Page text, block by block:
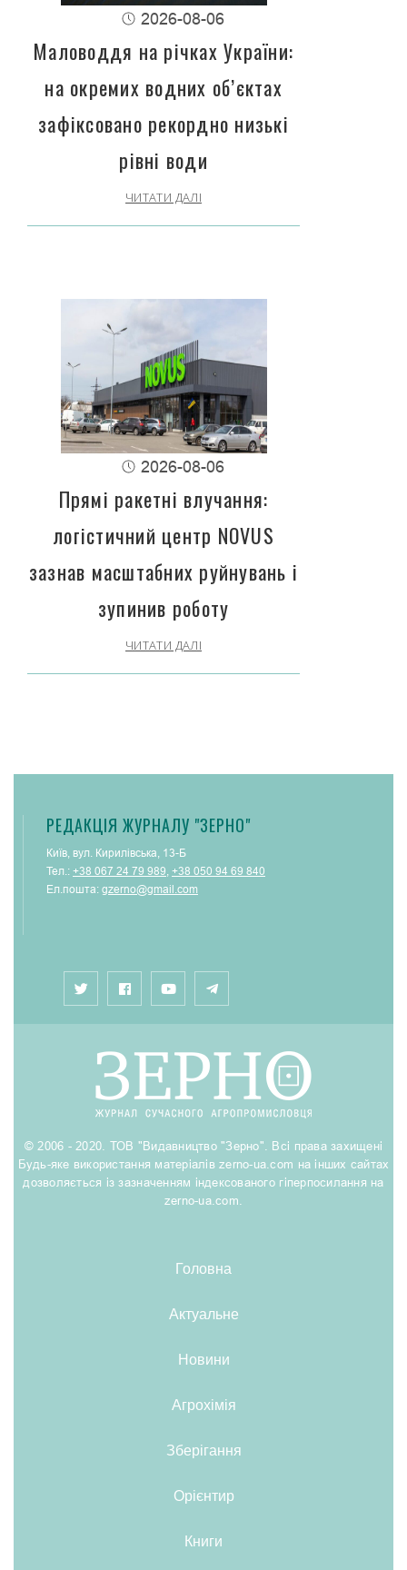
2026-08-06
Маловоддя на річках України:
на окремих водних об’єктах
зафіксовано рекордно низькі
рівні води
ЧИТАТИ ДАЛІ
2026-08-06
Прямі ракетні влучання:
логістичний центр NOVUS
зазнав масштабних руйнувань і
зупинив роботу
ЧИТАТИ ДАЛІ
РЕДАКЦІЯ ЖУРНАЛУ "ЗЕРНО"
Київ, вул. Кирилівська, 13-Б
Тел.: +38 067 24 79 989 +38 050 94 69 840
Ел.пошта: gzerno@gmail.com
© 2006 - 2020. ТОВ "Видавництво "Зерно". Всі права захищені
Будь-яке використання матеріалів zerno-ua.com на інших сайтах
дозволяється із зазначенням індексованого гіперпосилання на
zerno-ua.com.
Головна
Актуальне
Новини
Агрохімія
Зберігання
Орієнтир
Книги